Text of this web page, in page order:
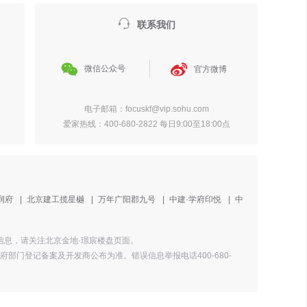
 联系我们
 微信公众号  官方微博
电子邮箱：focuskf@vip.sohu.com
爱家热线：400-680-2822 每日9:00至18:00点
府 北京建工揽星樾 万年广阳郡九号 中建·学府印悦
中
，请关注北京金地·璟宸楼盘页面。
部门登记备案及开发商公布为准。错误信息举报电话400-680-